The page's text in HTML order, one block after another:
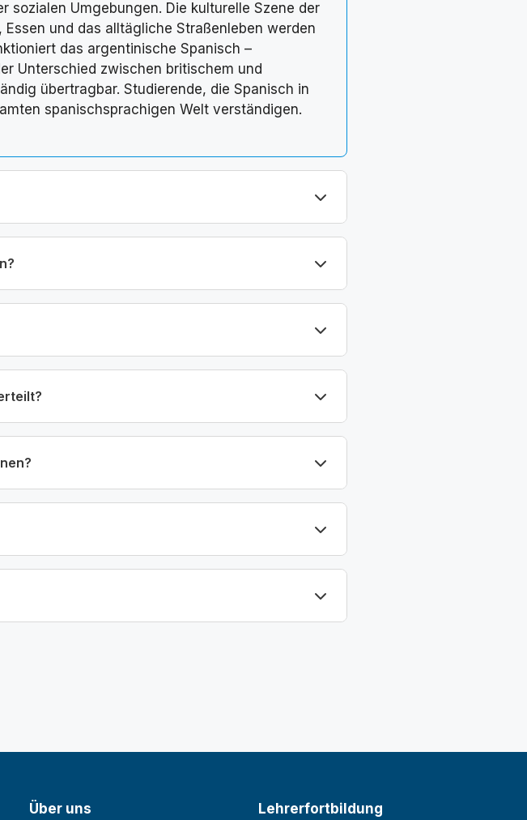
sozialen Umgebungen. Die kulturelle Szene der
und das alltägliche Straßenleben werden
das argentinische Spanisch –
Unterschied zwischen britischem und
übertragbar. Studierende, die Spanisch in
spanischsprachigen Welt verständigen.
Über uns Lehrerfortbildung